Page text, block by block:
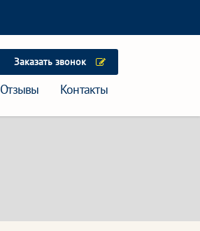
Заказать звонок
Отзывы Контакты